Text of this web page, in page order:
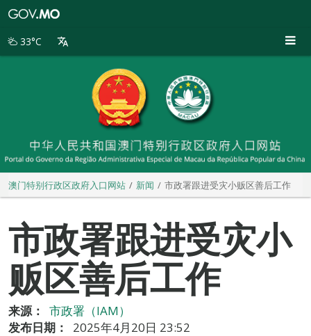
别
33°C
澳门特别行政区政府入口网站 新闻 市政署跟进受灾小贩区善后工作
市政署跟进受灾小
贩区善后工作
来源：
市政署（IAM）
发布日期：
2025年4月20日 23:52